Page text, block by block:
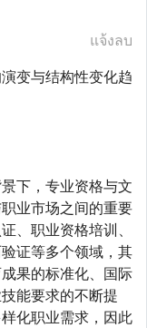
แจ้งลบ
变与结构性变化趋
下，专业资格与文
业市场之间的重要
、职业资格培训、
证等多个领域，其
果的标准化、国际
能要求的不断提
化职业需求，因此